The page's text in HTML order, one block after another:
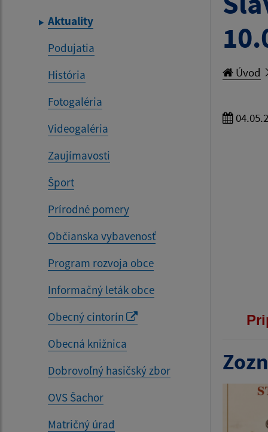
Aktuality
Podujatia
História
Fotogaléria
Videogaléria
Zaujímavosti
Šport
Prírodné pomery
Občianska vybavenosť
Program rozvoja obce
Informačný leták obce
Obecný cintorín
Obecná knižnica
Dobrovoľný hasičský zbor
OVS Šachor
Matričný úrad
Úvod